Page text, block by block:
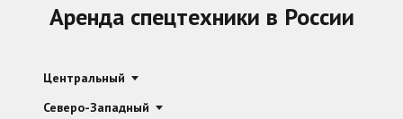
Аренда спецтехники в России
Центральный
Северо-Западный